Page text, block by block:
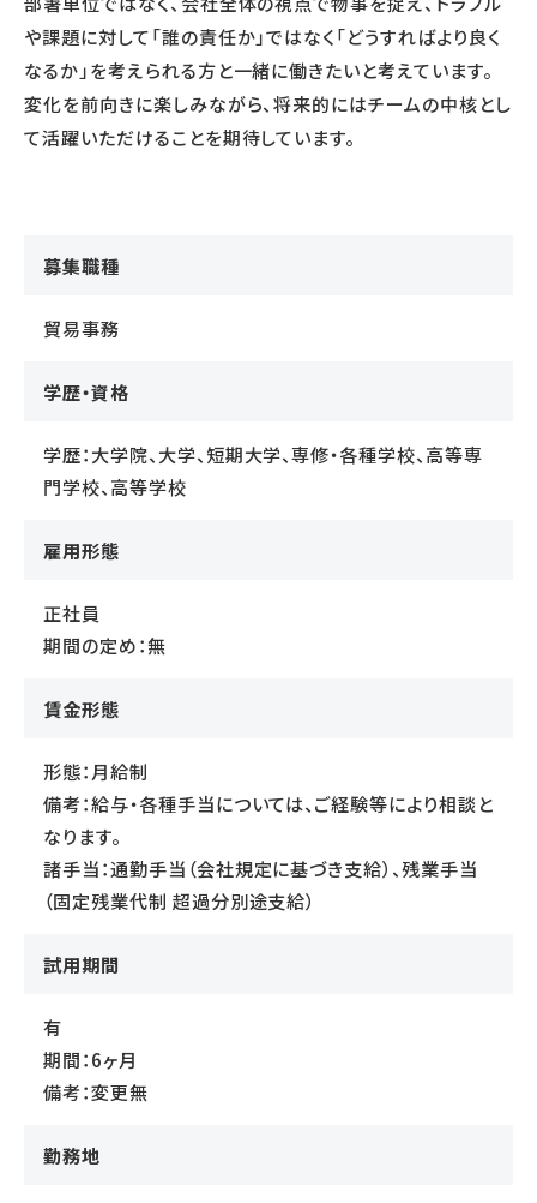
や課題に対して「誰の責任か」ではなく「どうすればより良く
なるか」を考えられる方と一緒に働きたいと考えています。
変化を前向きに楽しみながら、将来的にはチームの中核とし
て活躍いただけることを期待しています。
募集職種
貿易事務
学歴・資格
学歴：大学院、大学、短期大学、専修・各種学校、高等専
門学校、高等学校
雇用形態
正社員
期間の定め：無
賃金形態
形態：月給制
備考：給与・各種手当については、ご経験等により相談と
なります。
諸手当：通勤手当（会社規定に基づき支給）、残業手当
（固定残業代制 超過分別途支給）
試用期間
有
期間：6ヶ月
備考：変更無
勤務地